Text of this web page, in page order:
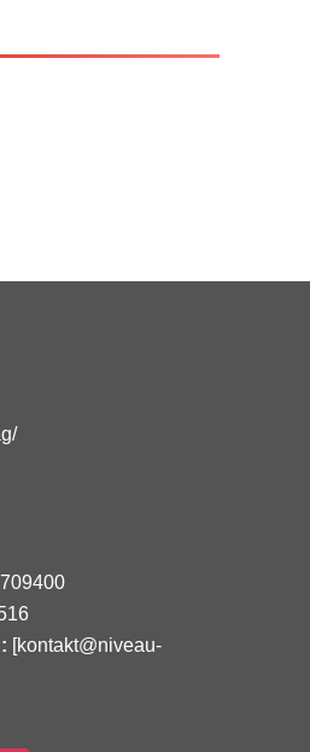
: [kontakt@niveau-